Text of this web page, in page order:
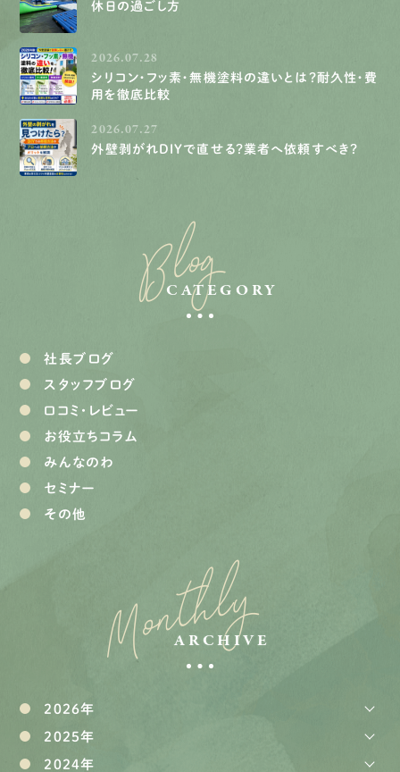
休日の過ごし方
2026.07.28
シリコン・フッ素・無機塗料の違いとは？耐久性・費
用を徹底比較
2026.07.27
外壁剥がれDIYで直せる？業者へ依頼すべき？
Blog
CATEGORY
社長ブログ
スタッフブログ
口コミ・レビュー
お役立ちコラム
みんなのわ
セミナー
その他
Monthly
ARCHIVE
2026年
2025年
2024年